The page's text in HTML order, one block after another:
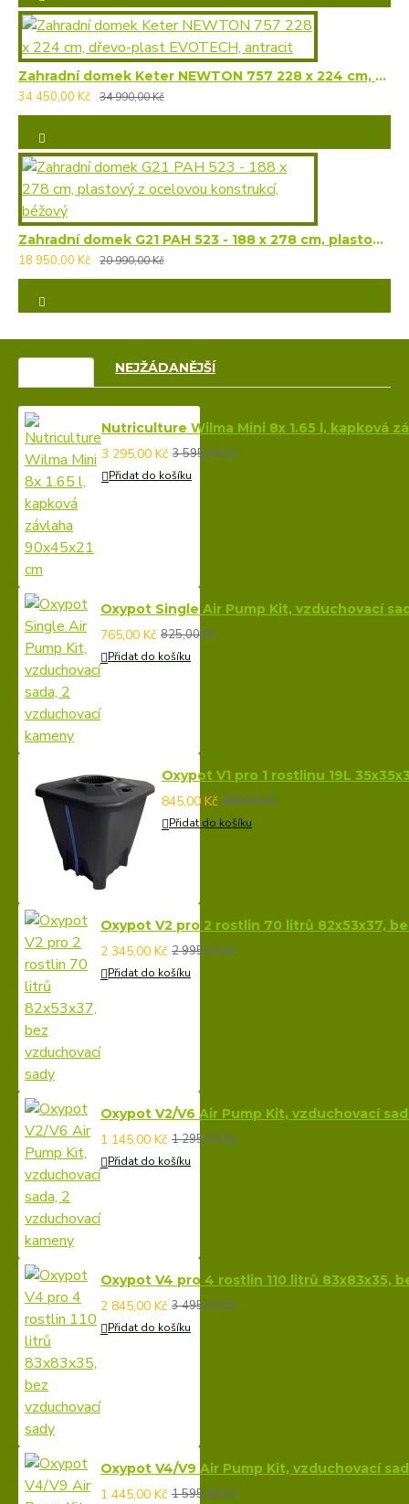
Zahradní domek Keter NEWTON 757 228 x 224 cm, dřevo-plast EVOTECH, antracit
34 450,00 Kč
34 990,00 Kč
Zahradní domek G21 PAH 523 - 188 x 278 cm, plastový z ocelovou konstrukcí, béžový
18 950,00 Kč
20 990,00 Kč
NEJŽÁDANĚJŠÍ
Nutriculture Wilma Mini 8x 1.65 l, kapková
3 295,00 Kč 3 595,00 Kč
Přidat do košíku
Oxypot Single Air Pump Kit, vzduchovací
765,00 Kč 825,00 Kč
Přidat do košíku
Oxypot V1 pro 1 rostlinu 19L
845,00 Kč 995,00 Kč
Přidat do košíku
Oxypot V2 pro 2 rostlin 70 litrů 82x53x37,
2 345,00 Kč 2 995,00 Kč
Přidat do košíku
Oxypot V2/V6 Air Pump Kit, vzduchovací
1 145,00 Kč 1 295,00 Kč
Přidat do košíku
Oxypot V4 pro 4 rostlin 110 litrů 83x83x35,
2 845,00 Kč 3 495,00 Kč
Přidat do košíku
Oxypot V4/V9 Air Pump Kit, vzduchovací
1 445,00 Kč 1 595,00 Kč